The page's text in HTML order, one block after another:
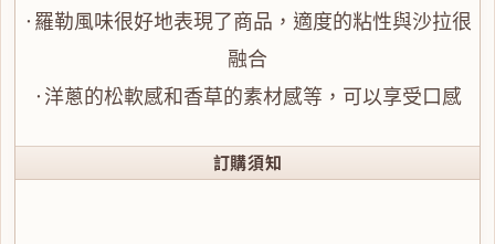
·羅勒風味很好地表現了商品，適度的粘性與沙拉很
融合
·洋蔥的松軟感和香草的素材感等，可以享受口感
訂購須知